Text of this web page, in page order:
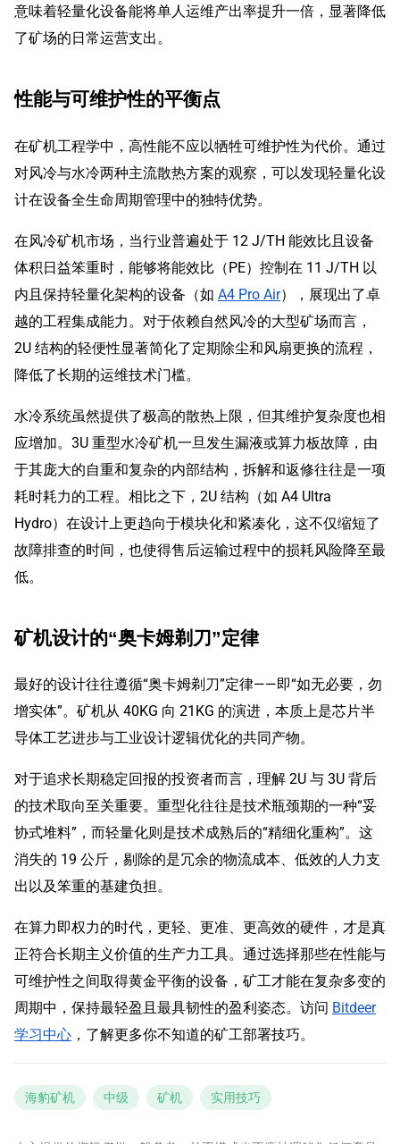
意味着轻量化设备能将单人运维产出率提升一倍，显著降低
了矿场的日常运营支出。
性能与可维护性的平衡点
在矿机工程学中，高性能不应以牺牲可维护性为代价。通过
对风冷与水冷两种主流散热方案的观察，可以发现轻量化设
计在设备全生命周期管理中的独特优势。
在风冷矿机市场，当行业普遍处于 12 J/TH 能效比且设备
体积日益笨重时，能够将能效比（PE）控制在 11 J/TH 以
内且保持轻量化架构的设备（如 A4 Pro Air），展现出了卓
越的工程集成能力。对于依赖自然风冷的大型矿场而言，
2U 结构的轻便性显著简化了定期除尘和风扇更换的流程，
降低了长期的运维技术门槛。
水冷系统虽然提供了极高的散热上限，但其维护复杂度也相
应增加。3U 重型水冷矿机一旦发生漏液或算力板故障，由
于其庞大的自重和复杂的内部结构，拆解和返修往往是一项
耗时耗力的工程。相比之下，2U 结构（如 A4 Ultra
Hydro）在设计上更趋向于模块化和紧凑化，这不仅缩短了
故障排查的时间，也使得售后运输过程中的损耗风险降至最
低。
矿机设计的“奥卡姆剃刀”定律
最好的设计往往遵循“奥卡姆剃刀”定律——即“如无必要，勿
增实体”。矿机从 40KG 向 21KG 的演进，本质上是芯片半
导体工艺进步与工业设计逻辑优化的共同产物。
对于追求长期稳定回报的投资者而言，理解 2U 与 3U 背后
的技术取向至关重要。重型化往往是技术瓶颈期的一种“妥
协式堆料”，而轻量化则是技术成熟后的“精细化重构”。这
消失的 19 公斤，剔除的是冗余的物流成本、低效的人力支
出以及笨重的基建负担。
在算力即权力的时代，更轻、更准、更高效的硬件，才是真
正符合长期主义价值的生产力工具。通过选择那些在性能与
可维护性之间取得黄金平衡的设备，矿工才能在复杂多变的
周期中，保持最轻盈且最具韧性的盈利姿态。访问 Bitdeer
学习中心 ，了解更多你不知道的矿工部署技巧。
海豹矿机 中级 矿机 实用技巧